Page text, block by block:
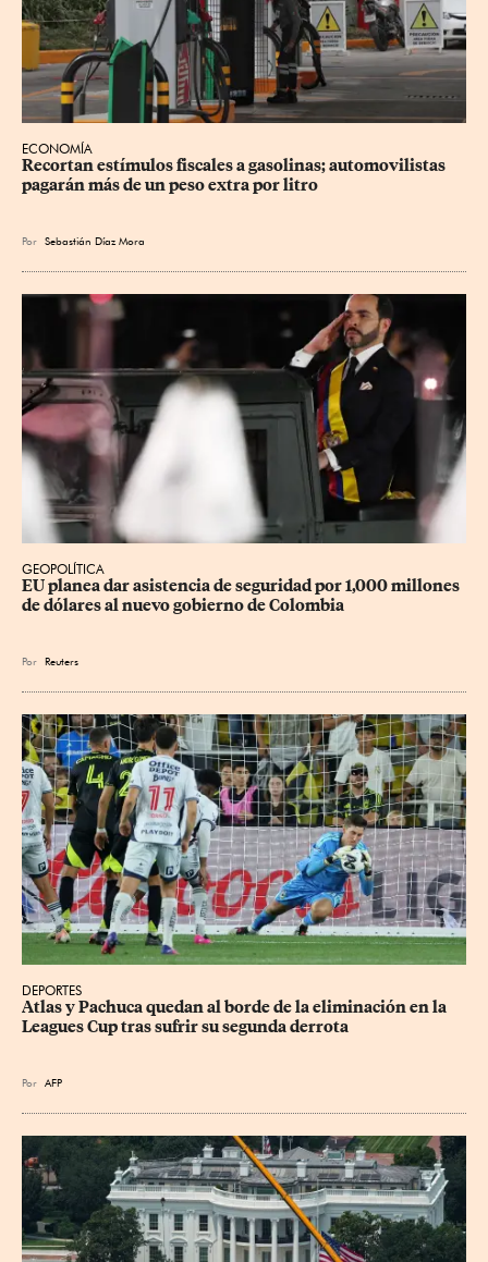
ECONOMÍA
Recortan estímulos fiscales a gasolinas; automovilistas
pagarán más de un peso extra por litro
Por Sebastián Díaz Mora
GEOPOLÍTICA
EU planea dar asistencia de seguridad por 1,000 millones
de dólares al nuevo gobierno de Colombia
Por Reuters
DEPORTES
Atlas y Pachuca quedan al borde de la eliminación en la
Leagues Cup tras sufrir su segunda derrota
Por AFP